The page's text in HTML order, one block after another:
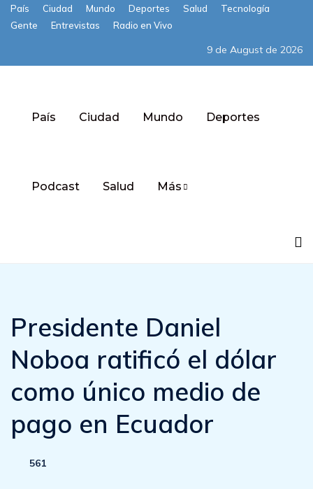
País Ciudad Mundo Deportes Salud
Tecnología
Gente
Entrevistas Radio en Vivo
9 de August de 2026
País Ciudad Mundo Deportes
Podcast Salud Más
Presidente Daniel
Noboa ratificó el dólar
como único medio de
pago en Ecuador
561